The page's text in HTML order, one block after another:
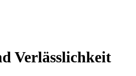
Verlässlichkeit